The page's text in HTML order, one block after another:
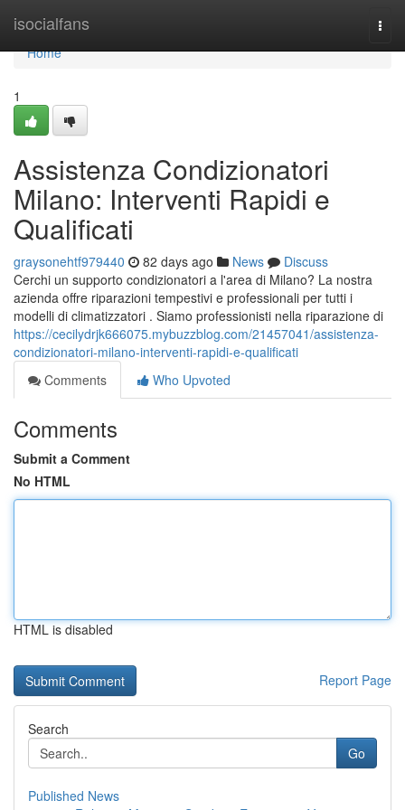
isocialfans
Home
Home
1
Assistenza Condizionatori
Milano: Interventi Rapidi e
Qualificati
graysonehtf979440 82 days ago News
Discuss
Cerchi un supporto condizionatori a l'area di Milano? La nostra
azienda offre riparazioni tempestivi e professionali per tutti i
modelli di climatizzatori . Siamo professionisti nella riparazione di
https://cecilydrjk666075.mybuzzblog.com/21457041/assistenza-
condizionatori-milano-interventi-rapidi-e-qualificati
Comments
Who Upvoted
Comments
Submit a Comment
No HTML
HTML is disabled
Report Page
Search
Go
Published News